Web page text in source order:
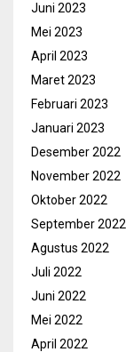
Juni 2023
Mei 2023
April 2023
Maret 2023
Februari 2023
Januari 2023
Desember 2022
November 2022
Oktober 2022
September 2022
Agustus 2022
Juli 2022
Juni 2022
Mei 2022
April 2022